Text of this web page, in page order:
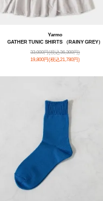
Yarmo
GATHER TUNIC SHIRTS （RAINY GREY）
33,000円(税込36,300円)
19,800円(税込21,780円)